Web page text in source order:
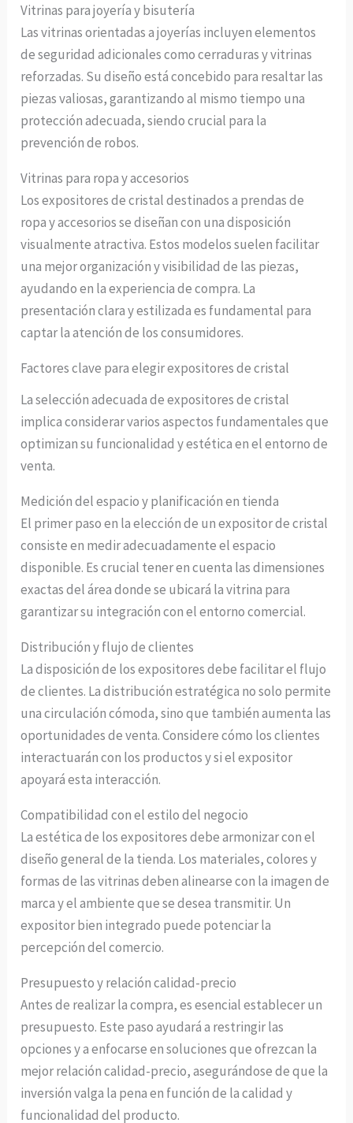
Vitrinas para joyería y bisutería
Las vitrinas orientadas a joyerías incluyen elementos
de seguridad adicionales como cerraduras y vitrinas
reforzadas. Su diseño está concebido para resaltar las
piezas valiosas, garantizando al mismo tiempo una
protección adecuada, siendo crucial para la
prevención de robos.
Vitrinas para ropa y accesorios
Los expositores de cristal destinados a prendas de
ropa y accesorios se diseñan con una disposición
visualmente atractiva. Estos modelos suelen facilitar
una mejor organización y visibilidad de las piezas,
ayudando en la experiencia de compra. La
presentación clara y estilizada es fundamental para
captar la atención de los consumidores.
Factores clave para elegir expositores de cristal
La selección adecuada de expositores de cristal
implica considerar varios aspectos fundamentales que
optimizan su funcionalidad y estética en el entorno de
venta.
Medición del espacio y planificación en tienda
El primer paso en la elección de un expositor de cristal
consiste en medir adecuadamente el espacio
disponible. Es crucial tener en cuenta las dimensiones
exactas del área donde se ubicará la vitrina para
garantizar su integración con el entorno comercial.
Distribución y flujo de clientes
La disposición de los expositores debe facilitar el flujo
de clientes. La distribución estratégica no solo permite
una circulación cómoda, sino que también aumenta las
oportunidades de venta. Considere cómo los clientes
interactuarán con los productos y si el expositor
apoyará esta interacción.
Compatibilidad con el estilo del negocio
La estética de los expositores debe armonizar con el
diseño general de la tienda. Los materiales, colores y
formas de las vitrinas deben alinearse con la imagen de
marca y el ambiente que se desea transmitir. Un
expositor bien integrado puede potenciar la
percepción del comercio.
Presupuesto y relación calidad-precio
Antes de realizar la compra, es esencial establecer un
presupuesto. Este paso ayudará a restringir las
opciones y a enfocarse en soluciones que ofrezcan la
mejor relación calidad-precio, asegurándose de que la
inversión valga la pena en función de la calidad y
funcionalidad del producto.